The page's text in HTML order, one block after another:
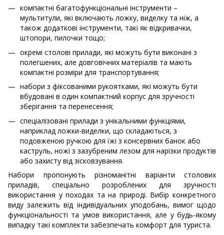
компактні багатофункціональні інструменти –
мультитули, які включають ложку, виделку та ніж, а
також додаткові інструменти, такі як відкривачки,
штопори, пилочки тощо;
окремі столові прилади, які можуть бути виконані з
полегшених, але довговічних матеріалів та мають
компактні розміри для транспортування;
набори з фіксованими рукоятками, які можуть бути
вбудовані в один компактний корпус для зручності
зберігання та перенесення;
спеціалізовані прилади з унікальними функціями,
наприклад ложки-виделки, що складаються, з
подовженою ручкою для їжі з консервних банок або
каструль, ножі з зазубреним лезом для нарізки продуктів
або захисту від зісковзування.
Набори пропонують різноманітні варіанти столових
приладів, спеціально розроблених для зручності
використання у походах та на природі. Вибір конкретного
виду залежить від індивідуальних уподобань, вимог щодо
функціональності та умов використання, але у будь-якому
випадку такі комплекти забезпечать комфорт для туриста.